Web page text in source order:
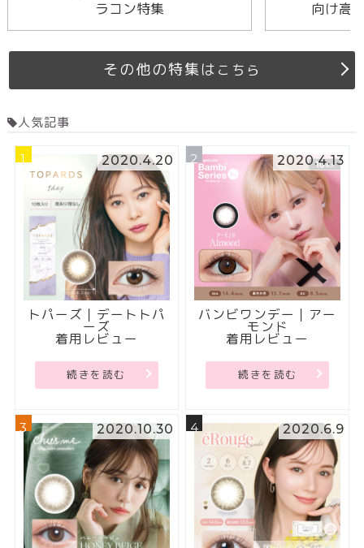
ラコン特集
向け高
その他の特集は こちら
人気記事
1 2020.4.20
トパーズ｜デートトパ
ーズ
着用レビュー
続きを読む
2 2020.4.13
バンビワンデー｜アー
モンド
着用レビュー
続きを読む
3 2020.10.30 4 2020.6.9